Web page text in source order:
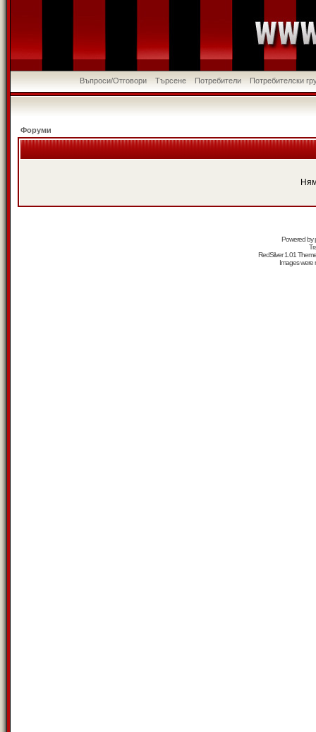
Въпроси/Отговори Търсене Потребители Потребителски
Форуми
Powered by
RedSilver 1.01
Images were